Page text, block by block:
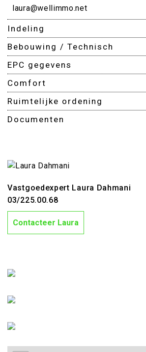
laura@wellimmo.net
Indeling
Bebouwing / Technisch
EPC gegevens
Comfort
Ruimtelijke ordening
Documenten
Vastgoedexpert Laura Dahmani
03/225.00.68
Contacteer Laura